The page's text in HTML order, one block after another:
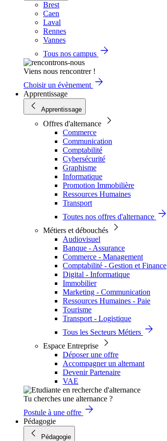
Brest
Caen
Laval
Rennes
Vannes
Tous nos campus
Viens nous rencontrer !
Choisir un évènement
Apprentissage
Apprentissage
Offres d'alternance
Commerce
Communication
Comptabilité
Cybersécurité
Graphisme
Informatique
Promotion Immobilière
Ressources Humaines
Transport
Toutes nos offres d'alternance
Métiers et débouchés
Audiovisuel
Banque - Assurance
Commerce - Management
Comptabilité - Gestion et Finance
Digital - Informatique
Immobilier
Marketing - Communication
Ressources Humaines - Paie
Tourisme
Transport - Logistique
Tous les Secteurs Métiers
Espace Entreprise
Déposer une offre
Accompagner un alternant
Devenir Partenaire
VAE
Tu cherches une alternance ?
Postule à une offre
Pédagogie
Pédagogie